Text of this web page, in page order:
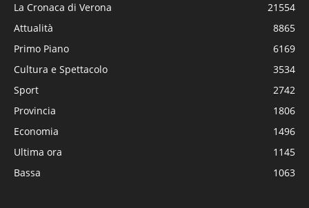
La Cronaca di Verona
21554
Attualità
8865
Primo Piano
6169
Cultura e Spettacolo
3534
Sport
2742
Provincia
1806
Economia
1496
Ultima ora
1145
Bassa
1063